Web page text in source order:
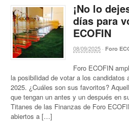
¡No lo
días para
ECOFIN
08/09/2025 · Foro
Foro ECOFIN
la posibilidad de votar a los candidatos
2025. ¿Cuáles son sus favoritos?
que tengan un antes y un después en
Titanes de las Finanzas de Foro
abiertos a […]